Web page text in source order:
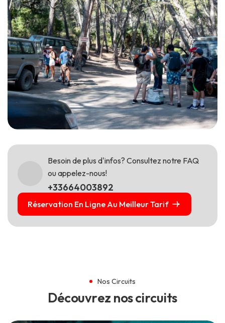
Besoin de plus d'infos? Consultez notre FAQ
ou appelez-nous!
+33664003892
Réservation En Ligne Au Meilleur Tarif
Nos Circuits
Découvrez noscircuits